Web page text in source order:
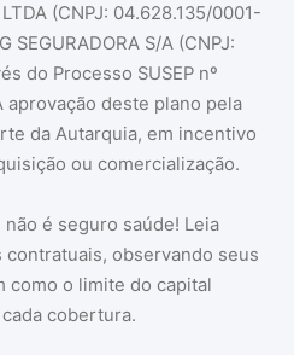
(CNPJ: 04.628.135/0001-
SEGURADORA S/A (CNPJ:
do Processo SUSEP nº
aprovação deste plano pela
da Autarquia, em incentivo
ou comercialização.
é seguro saúde! Leia
observando seus
como o limite do capital
cobertura.